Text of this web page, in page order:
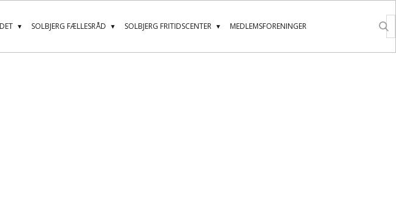
SOLBJERG FÆLLESRÅD SOLBJERG FRITIDSCENTER MEDLEMSFORENINGER